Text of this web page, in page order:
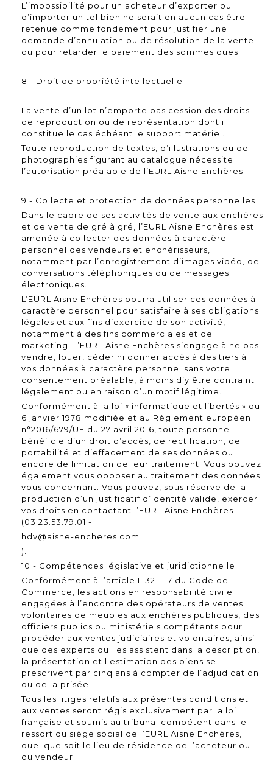
L’impossibilité pour un acheteur d’exporter ou
d’importer un tel bien ne serait en aucun cas être
retenue comme fondement pour justifier une
demande d’annulation ou de résolution de la vente
ou pour retarder le paiement des sommes dues.
8 - Droit de propriété intellectuelle
La vente d’un lot n’emporte pas cession des droits
de reproduction ou de représentation dont il
constitue le cas échéant le support matériel.
Toute reproduction de textes, d’illustrations ou de
photographies figurant au catalogue nécessite
l’autorisation préalable de l’EURL Aisne Enchères.
9 - Collecte et protection de données personnelles
Dans le cadre de ses activités de vente aux enchères
et de vente de gré à gré, l’EURL Aisne Enchères est
amenée à collecter des données à caractère
personnel des vendeurs et enchérisseurs,
notamment par l’enregistrement d’images vidéo, de
conversations téléphoniques ou de messages
électroniques.
L’EURL Aisne Enchères pourra utiliser ces données à
caractère personnel pour satisfaire à ses obligations
légales et aux fins d’exercice de son activité,
notamment à des fins commerciales et de
marketing. L’EURL Aisne Enchères s’engage à ne pas
vendre, louer, céder ni donner accès à des tiers à
vos données à caractère personnel sans votre
consentement préalable, à moins d’y être contraint
légalement ou en raison d’un motif légitime.
Conformément à la loi « informatique et libertés » du
6 janvier 1978 modifiée et au Règlement européen
n°2016/679/UE du 27 avril 2016, toute personne
bénéficie d’un droit d’accès, de rectification, de
portabilité et d’effacement de ses données ou
encore de limitation de leur traitement. Vous pouvez
également vous opposer au traitement des données
vous concernant. Vous pouvez, sous réserve de la
production d’un justificatif d’identité valide, exercer
vos droits en contactant l’EURL Aisne Enchères
(03.23.53.79.01 -
hdv@aisne-encheres.com
).
10 - Compétences législative et juridictionnelle
Conformément à l’article L 321- 17 du Code de
Commerce, les actions en responsabilité civile
engagées à l’encontre des opérateurs de ventes
volontaires de meubles aux enchères publiques, des
officiers publics ou ministériels compétents pour
procéder aux ventes judiciaires et volontaires, ainsi
que des experts qui les assistent dans la description,
la présentation et l'estimation des biens se
prescrivent par cinq ans à compter de l’adjudication
ou de la prisée.
Tous les litiges relatifs aux présentes conditions et
aux ventes seront régis exclusivement par la loi
française et soumis au tribunal compétent dans le
ressort du siège social de l’EURL Aisne Enchères,
quel que soit le lieu de résidence de l’acheteur ou
du vendeur.